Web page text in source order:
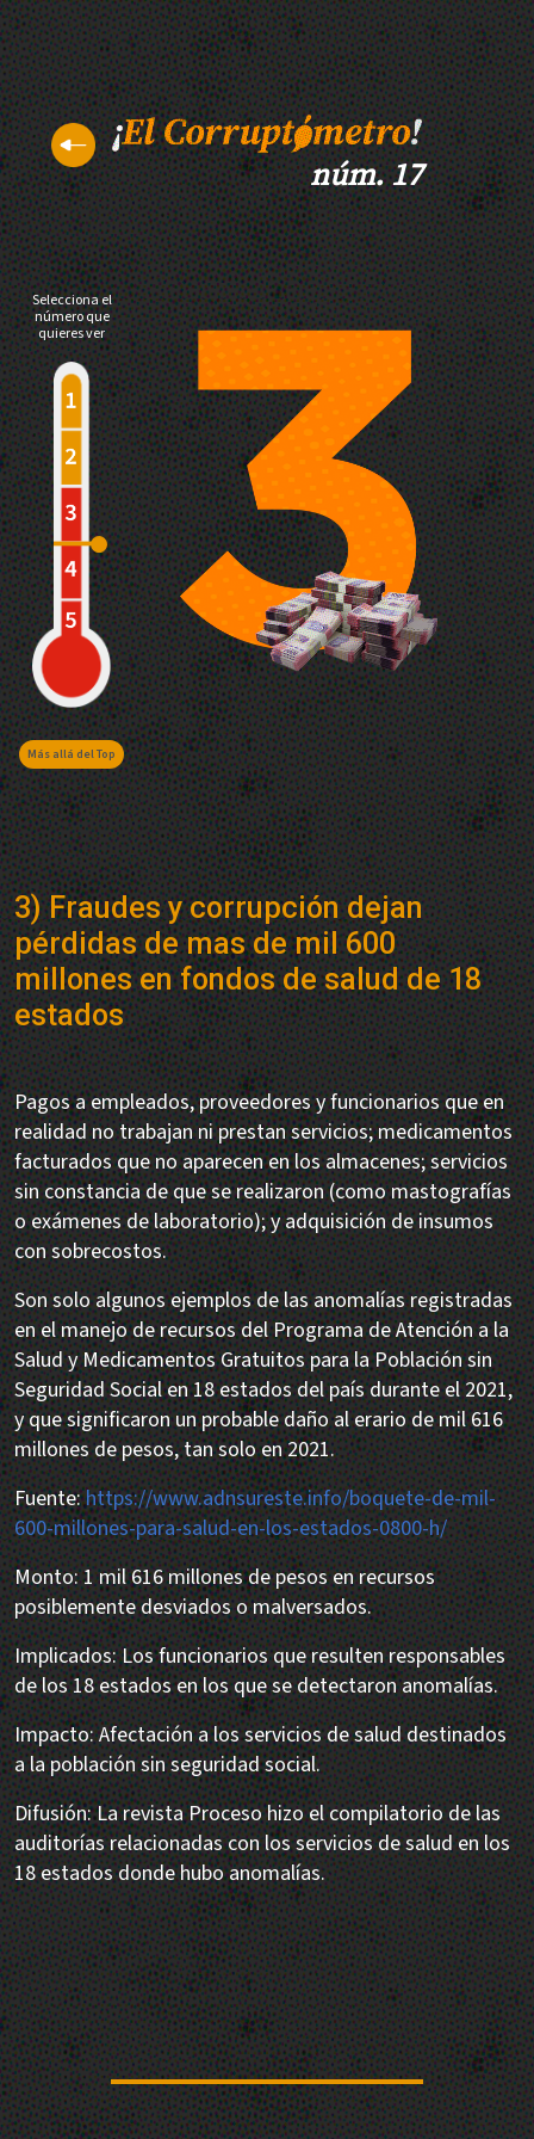
núm. 17
Selecciona el
número que
quieres ver
Más allá del Top
3) Fraudes y corrupción dejan
pérdidas de mas de mil 600
millones en fondos de salud de 18
estados
Pagos a empleados, proveedores y funcionarios que en
realidad no trabajan ni prestan servicios; medicamentos
facturados que no aparecen en los almacenes; servicios
sin constancia de que se realizaron (como mastografías
o exámenes de laboratorio); y adquisición de insumos
con sobrecostos.
Son solo algunos ejemplos de las anomalías registradas
en el manejo de recursos del Programa de Atención a la
Salud y Medicamentos Gratuitos para la Población sin
Seguridad Social en 18 estados del país durante el 2021,
y que significaron un probable daño al erario de mil 616
millones de pesos, tan solo en 2021.
Fuente:https://www.adnsureste.info/boquete-de-mil-
600-millones-para-salud-en-los-estados-0800-h/
Monto: 1 mil 616 millones de pesos en recursos
posiblemente desviados o malversados.
Implicados: Los funcionarios que resulten responsables
de los 18 estados en los que se detectaron anomalías.
Impacto: Afectación a los servicios de salud destinados
a la población sin seguridad social.
Difusión: La revista Proceso hizo el compilatorio de las
auditorías relacionadas con los servicios de salud en los
18 estados donde hubo anomalías.